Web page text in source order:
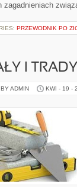
zagadnieniach
PRZEWODNIK PO
I
ADMIN KWI - 19 -